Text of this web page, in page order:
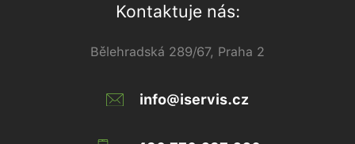
Kontaktuje nás:
Bělehradská 289/67, Praha 2
info@iservis.cz